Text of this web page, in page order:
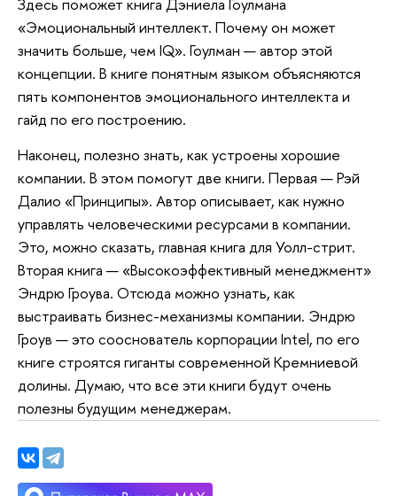
Здесь поможет книга Дэниела Гоулмана
«Эмоциональный интеллект. Почему он может
значить больше, чем IQ». Гоулман — автор этой
концепции. В книге понятным языком объясняются
пять компонентов эмоционального интеллекта и
гайд по его построению.
Наконец, полезно знать, как устроены хорошие
компании. В этом помогут две книги. Первая — Рэй
Далио «Принципы». Автор описывает, как нужно
управлять человеческими ресурсами в компании.
Это, можно сказать, главная книга для Уолл-стрит.
Вторая книга — «Высокоэффективный менеджмент»
Эндрю Гроува. Отсюда можно узнать, как
выстраивать бизнес-механизмы компании. Эндрю
Гроув — это сооснователь корпорации Intel, по его
книге строятся гиганты современной Кремниевой
долины. Думаю, что все эти книги будут очень
полезны будущим менеджерам.